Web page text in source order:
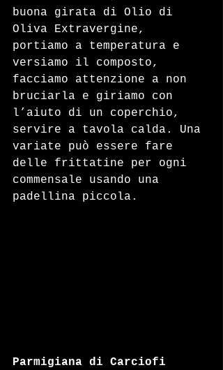
buona girata di Olio di
Oliva Extravergine,
portiamo a temperatura e
versiamo il composto,
facciamo attenzione a non
bruciarla e giriamo con
l’aiuto di un coperchio,
servire a tavola calda. Una
variate può essere fare
delle frittatine per ogni
commensale usando una
padellina piccola.
Parmigiana di Carciofi